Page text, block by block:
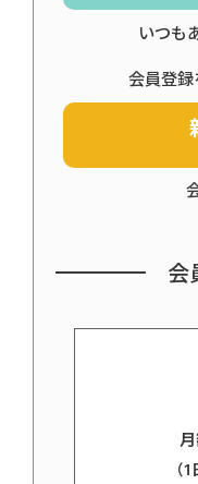
いつも
会員登
会
（